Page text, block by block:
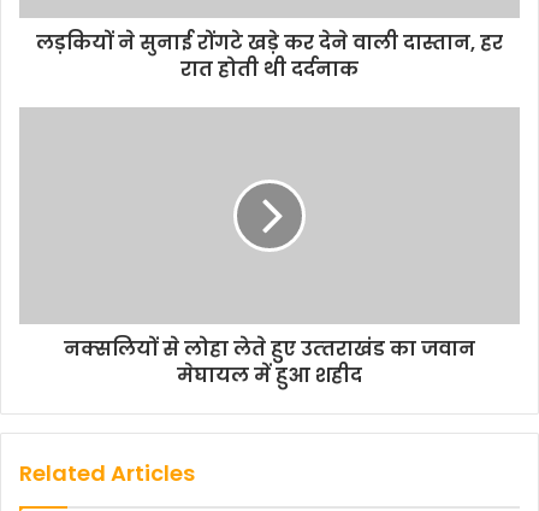
लड़कियों ने सुनाई रोंगटे खड़े कर देने वाली दास्तान, हर
रात होती थी दर्दनाक
नक्‍सलियों से लोहा लेते हुए उत्‍तराखंड का जवान
मेघायल में हुआ शहीद
Related Articles